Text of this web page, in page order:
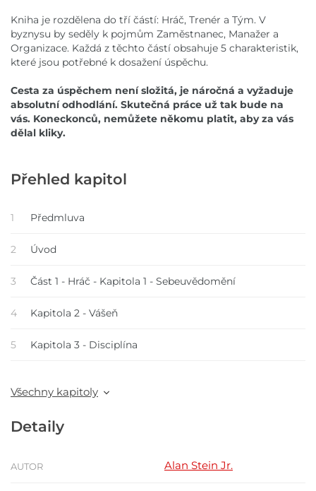
Kniha je rozdělena do tří částí: Hráč, Trenér a Tým. V
byznysu by seděly k pojmům Zaměstnanec, Manažer a
Organizace. Každá z těchto částí obsahuje 5 charakteristik,
které jsou potřebné k dosažení úspěchu.
Cesta za úspěchem není složitá, je náročná a vyžaduje
absolutní odhodlání. Skutečná práce už tak bude na
vás. Koneckonců, nemůžete někomu platit, aby za vás
dělal kliky.
Přehled kapitol
1 Předmluva
2 Úvod
3 Část 1 - Hráč - Kapitola 1 - Sebeuvědomění
4 Kapitola 2 - Vášeň
5 Kapitola 3 - Disciplína
Všechny kapitoly
Detaily
AUTOR Alan Stein Jr.